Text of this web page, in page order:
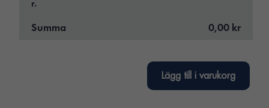
r.
Summa 0,00 kr
Lägg till i varukorg